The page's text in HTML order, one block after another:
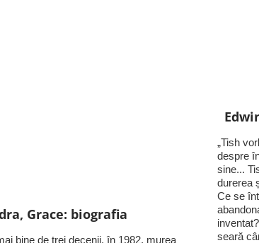
Grace: biografia
bine de trei decenii, în 1982, murea
„Tish
despre
sine...
durerea
Ce se
seară